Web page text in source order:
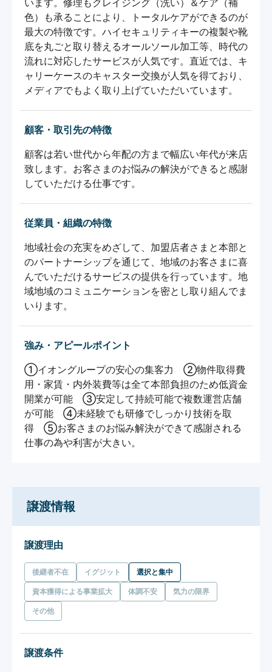
います。修理もクレイジング（洗い）＆ケア（補
色）も承ることにより、トータルケアができるのが
最大の特徴です。ハイセキュリティキーの複製や靴
底を丸ごと取り替えるオールソール加工等、時代の
流れに対応したサービスが人気です。直近では、キ
ャリーケースのキャスター交換が人気を得ており、
メディアでもよく取り上げていただいています。
顧客・取引先の特徴
顧客は若い世代から年配の方まで幅広い年代が来店
致します。お客さまのお悩みの解決ができると感謝
していただける仕事です。
従業員・組織の特徴
地域社会の充実をめざして、加盟店者さまと本部と
のパートナーシップを通じて、地域のお客さまに喜
んでいただけるサービスの提供を行っています。地
域地域のコミュニケーションを密とし取り組んでま
いります。
強み・アピールポイント
①イオングループの安心の集客力　②物件取得費
用・家賃・内外装費等は全て本部負担のため低資金
開業が可能　③安定して持続可能で複数運営店舗
が可能　④未経験でも研修でしっかり技術を取
得　⑤お客さまのお悩み解決ができて感謝される
仕事の為や利害が大きい。
譲渡情報
譲渡理由
後継者不在 イグジット 選択と集中
資本獲得による事業拡大 体調不安 気力の限界
その他
譲渡条件